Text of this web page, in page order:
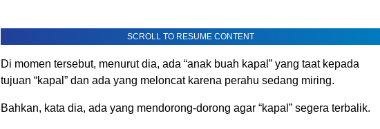
SCROLL TO RESUME CONTENT
Di momen tersebut, menurut dia, ada “anak buah kapal” yang taat kepada
tujuan “kapal” dan ada yang meloncat karena perahu sedang miring.
Bahkan, kata dia, ada yang mendorong-dorong agar “kapal” segera terbalik.